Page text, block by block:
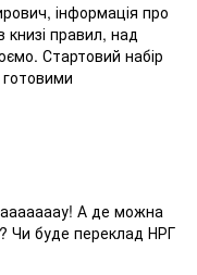
інформація про
правил, над
Стартовий набір
А де можна
Чи буде переклад НРГ